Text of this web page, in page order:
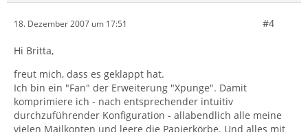
18. Dezember 2007 um 17:51 #4
Hi Britta,
freut mich, dass es geklappt hat.
Ich bin ein "Fan" der Erweiterung "Xpunge". Damit
komprimiere ich - nach entsprechender intuitiv
durchzuführender Konfiguration - allabendlich alle meine
vielen Mailkonten und leere die Papierkörbe. Und alles mit